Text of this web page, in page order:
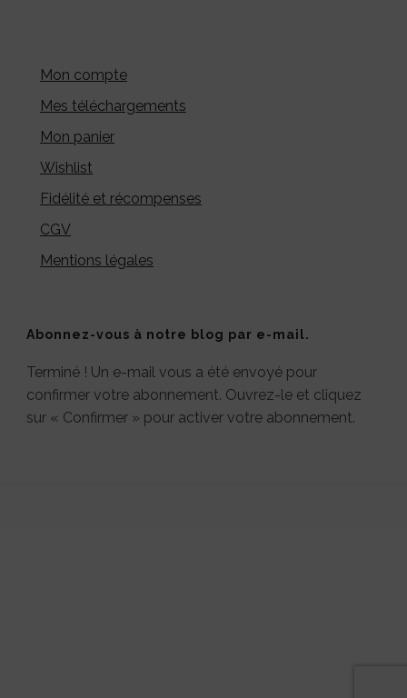
Mon compte
Mes téléchargements
Mon panier
Wishlist
Fidélité et récompenses
CGV
Mentions légales
Abonnez-vous à notre blog par e-mail.
Terminé ! Un e-mail vous a été envoyé pour
confirmer votre abonnement. Ouvrez-le et cliquez
sur « Confirmer » pour activer votre abonnement.